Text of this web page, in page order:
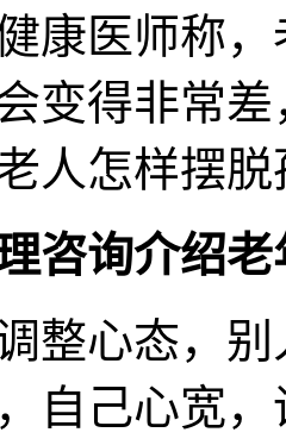
康医师称
变得非常
人怎样摆
咨询介绍
心态，别
自己心宽